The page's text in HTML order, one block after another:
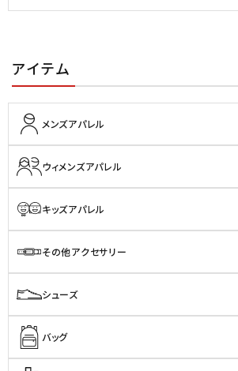
アイテム
メンズアパレル
ウィメンズアパレル
キッズアパレル
その他アクセサリー
シューズ
バッグ